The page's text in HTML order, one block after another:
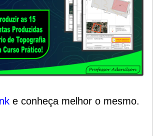
e conheça melhor o mesmo.